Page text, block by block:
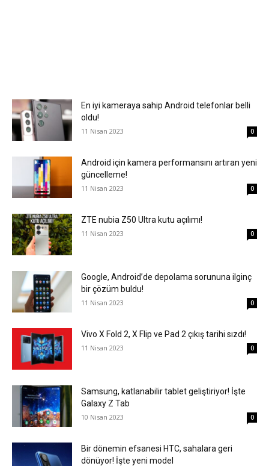
En iyi kameraya sahip Android telefonlar belli
oldu!
11 Nisan 2023 0
Android için kamera performansını artıran yeni
güncelleme!
11 Nisan 2023 0
ZTE nubia Z50 Ultra kutu açılımı!
11 Nisan 2023 0
Google, Android’de depolama sorununa ilginç
bir çözüm buldu!
11 Nisan 2023 0
Vivo X Fold 2, X Flip ve Pad 2 çıkış tarihi sızdı!
11 Nisan 2023 0
Samsung, katlanabilir tablet geliştiriyor! İşte
Galaxy Z Tab
10 Nisan 2023 0
Bir dönemin efsanesi HTC, sahalara geri
dönüyor! İşte yeni model